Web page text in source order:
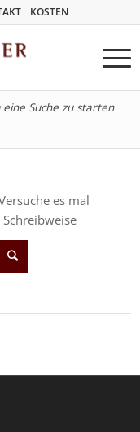
KOSTEN
Suche zu starten
es mal